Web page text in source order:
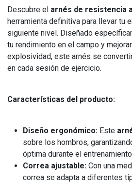
Descubre el arnés de resistencia
herramienta definitiva para llevar tu
siguiente nivel. Diseñado
tu rendimiento en el campo y
explosividad, este arnés se
en cada sesión de ejercicio.
Características del producto:
Diseño ergonómico: Este
sobre los hombros,
óptima durante el
Correa ajustable: Con una
correa se adapta a diferentes